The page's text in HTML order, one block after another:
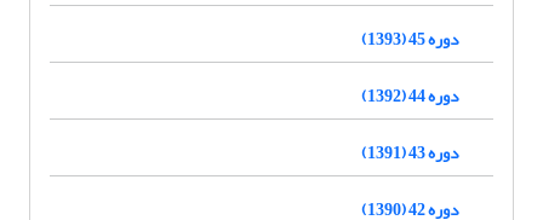
دوره 45 (1393)
دوره 44 (1392)
دوره 43 (1391)
دوره 42 (1390)